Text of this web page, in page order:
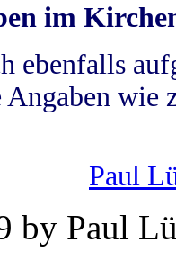
im
ebenfalls
wie
Paul
by Paul